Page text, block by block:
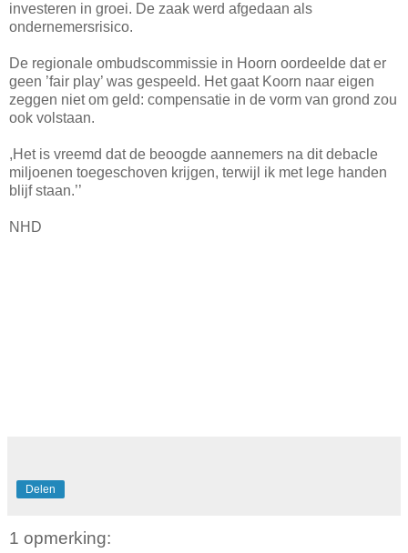
investeren in groei. De zaak werd afgedaan als
ondernemersrisico.
De regionale ombudscommissie in Hoorn oordeelde dat er
geen ’fair play’ was gespeeld. Het gaat Koorn naar eigen
zeggen niet om geld: compensatie in de vorm van grond zou
ook volstaan.
,Het is vreemd dat de beoogde aannemers na dit debacle
miljoenen toegeschoven krijgen, terwijl ik met lege handen
blijf staan.’’
NHD
Delen
1 opmerking: